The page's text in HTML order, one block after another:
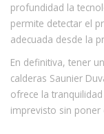
profundidad la
permite detectar el
adecuada desde la
En definitiva, tener
calderas Saunier
ofrece la
imprevisto sin